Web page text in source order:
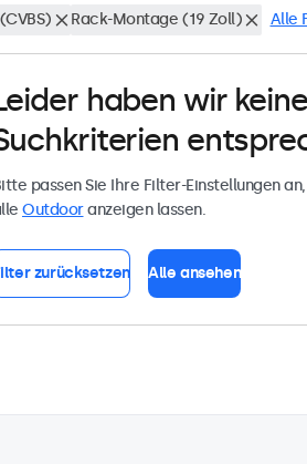
Rack-Montage (19 Zoll) Alle
haben wir
passen Sie Ihre Filter-Einstellungen
Outdooranzeigen lassen.
zurücksetzen Alle ansehen